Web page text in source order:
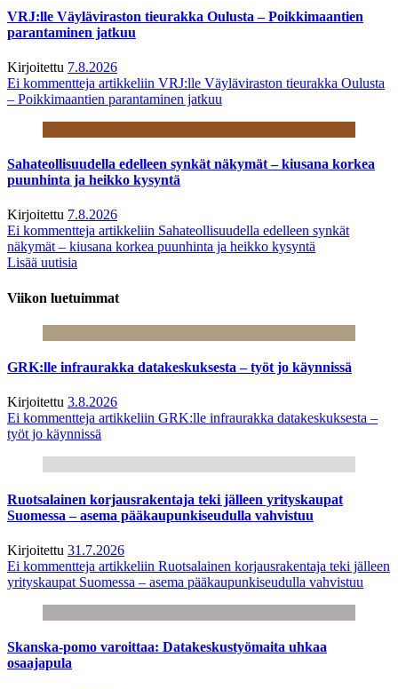
VRJ:lle Väyläviraston tieurakka Oulusta – Poikkimaantien
parantaminen jatkuu
Kirjoitettu 7.8.2026
Ei kommentteja artikkeliin VRJ:lle Väyläviraston tieurakka Oulusta
– Poikkimaantien parantaminen jatkuu
Sahateollisuudella edelleen synkät näkymät – kiusana korkea
puunhinta ja heikko kysyntä
Kirjoitettu 7.8.2026
Ei kommentteja artikkeliin Sahateollisuudella edelleen synkät
näkymät – kiusana korkea puunhinta ja heikko kysyntä
Lisää uutisia
Viikon luetuimmat
GRK:lle infraurakka datakeskuksesta – työt jo käynnissä
Kirjoitettu 3.8.2026
Ei kommentteja artikkeliin GRK:lle infraurakka datakeskuksesta –
työt jo käynnissä
Ruotsalainen korjausrakentaja teki jälleen yrityskaupat
Suomessa – asema pääkaupunkiseudulla vahvistuu
Kirjoitettu 31.7.2026
Ei kommentteja artikkeliin Ruotsalainen korjausrakentaja teki jälleen
yrityskaupat Suomessa – asema pääkaupunkiseudulla vahvistuu
Skanska-pomo varoittaa: Datakeskustyömaita uhkaa
osaajapula